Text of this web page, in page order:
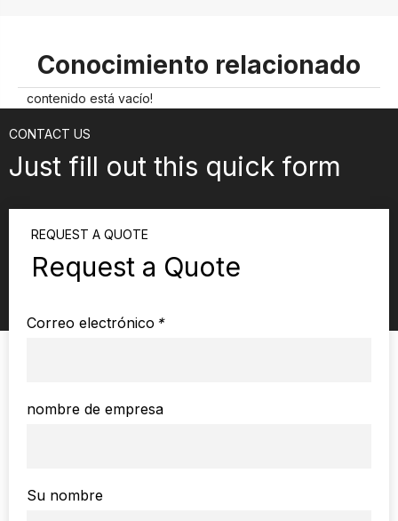
Conocimiento relacionado
contenido está vacío!
CONTACT US
Just fill out this quick form
REQUEST A QUOTE
Request a Quote
*
Correo electrónico
nombre de empresa
Su nombre